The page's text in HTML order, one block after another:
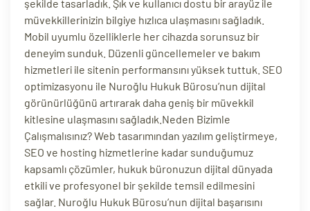
şekilde tasarladık. Şık ve kullanıcı dostu bir arayüz ile
müvekkillerinizin bilgiye hızlıca ulaşmasını sağladık.
Mobil uyumlu özelliklerle her cihazda sorunsuz bir
deneyim sunduk. Düzenli güncellemeler ve bakım
hizmetleri ile sitenin performansını yüksek tuttuk. SEO
optimizasyonu ile Nuroğlu Hukuk Bürosu’nun dijital
görünürlüğünü artırarak daha geniş bir müvekkil
kitlesine ulaşmasını sağladık.Neden Bizimle
Çalışmalısınız? Web tasarımından yazılım geliştirmeye,
SEO ve hosting hizmetlerine kadar sunduğumuz
kapsamlı çözümler, hukuk büronuzun dijital dünyada
etkili ve profesyonel bir şekilde temsil edilmesini
sağlar. Nuroğlu Hukuk Bürosu’nun dijital başarısını